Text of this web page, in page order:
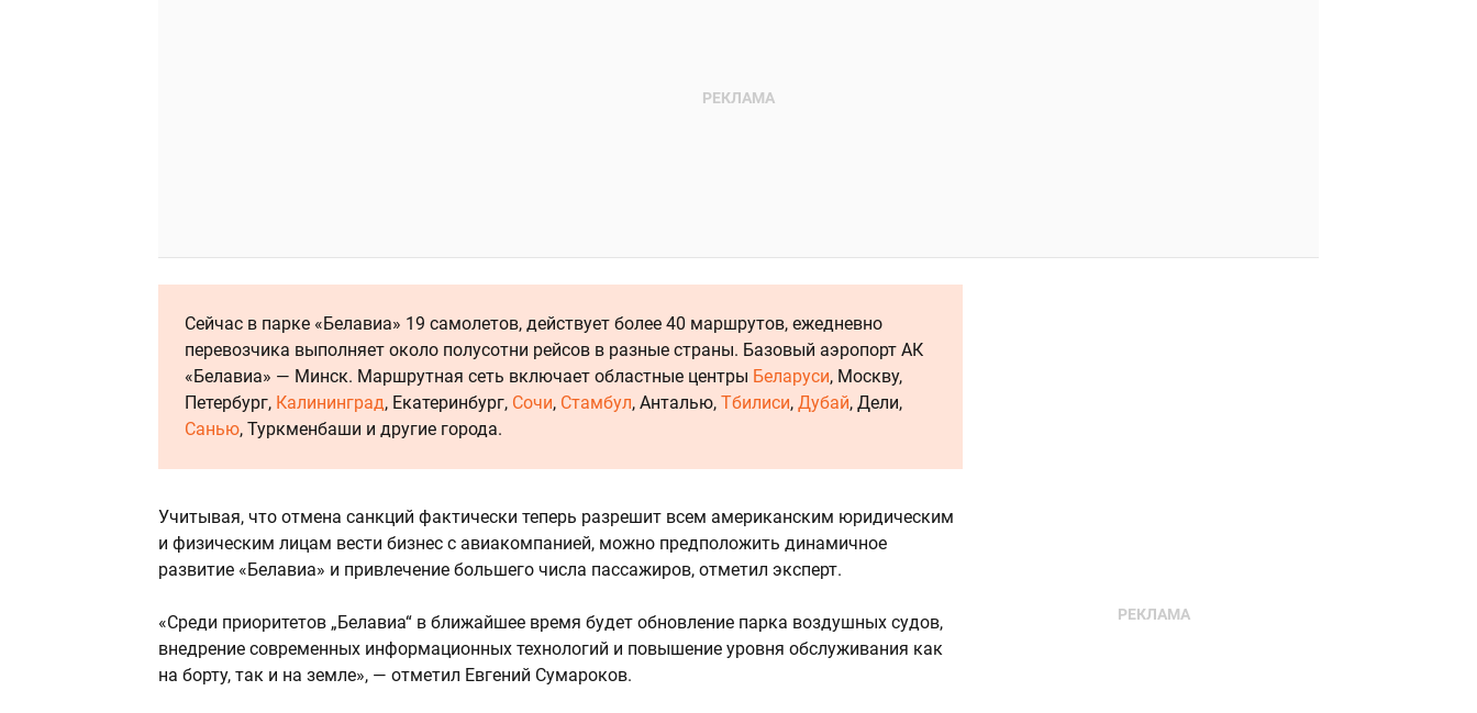
Сейчас в парке «Белавиа» 19 самолетов, действует более 40 маршрутов, ежедневно
перевозчика выполняет около полусотни рейсов в разные страны. Базовый аэропорт АК
«Белавиа» — Минск. Маршрутная сеть включает областные центры Беларуси, Москву,
Петербург, Калининград, Екатеринбург, Сочи, Стамбул, Анталью, Тбилиси, Дубай, Дели,
Санью, Туркменбаши и другие города.
Учитывая, что отмена санкций фактически теперь разрешит всем американским юридическим
и физическим лицам вести бизнес с авиакомпанией, можно предположить динамичное
развитие «Белавиа» и привлечение большего числа пассажиров, отметил эксперт.
«Среди приоритетов „Белавиа“ в ближайшее время будет обновление парка воздушных судов,
внедрение современных информационных технологий и повышение уровня обслуживания как
на борту, так и на земле», — отметил Евгений Сумароков.